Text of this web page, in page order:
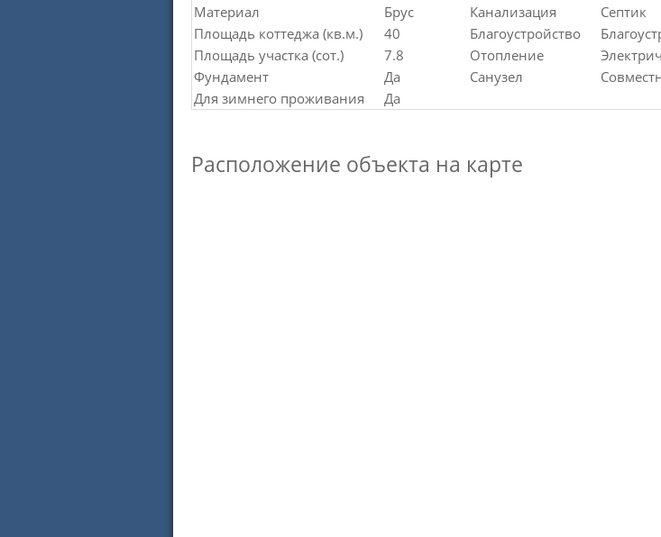
Материал
Брус
Площадь коттеджа (кв.м.)
40
Площадь участка (сот.)
7.8
Фундамент
Да
Для зимнего проживания
Да
Канализация
Септик
Благоустройство
Отопление
Санузел
Расположение объекта на карте